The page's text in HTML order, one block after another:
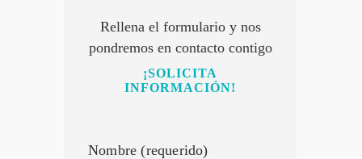
Rellena el formulario y nos
pondremos en contacto contigo
¡SOLICITA
INFORMACIÓN!
Nombre (requerido)